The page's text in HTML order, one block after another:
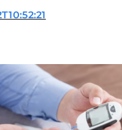
i pregiudizi